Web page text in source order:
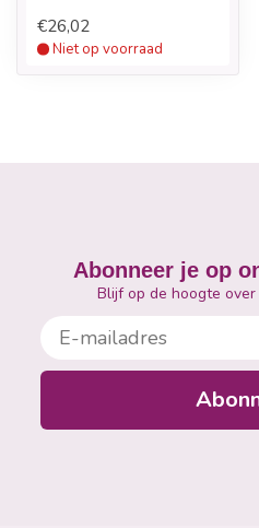
€26,02
Niet op voorraad
Abonneer je op
Blijf op de hoogte
E-mailadres